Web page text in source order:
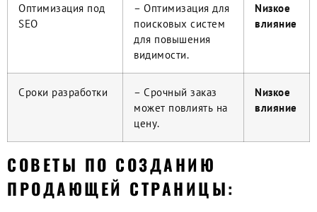
Оптимизация под
SEO
– Оптимизация для
поисковых систем
для повышения
видимости.
Nизкое
влияние
Сроки разработки
– Срочный заказ
может повлиять на
цену.
Nизкое
влияние
CОВЕТЫ ПО СОЗДАНИЮ
ПРОДАЮЩЕЙ СТРАНИЦЫ: